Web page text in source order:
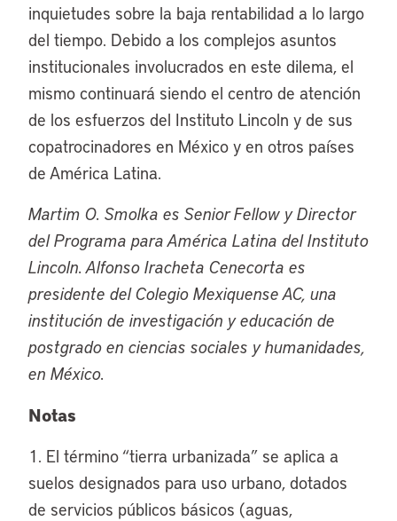
inquietudes sobre la baja rentabilidad a lo largo
del tiempo. Debido a los complejos asuntos
institucionales involucrados en este dilema, el
mismo continuará siendo el centro de atención
de los esfuerzos del Instituto Lincoln y de sus
copatrocinadores en México y en otros países
de América Latina.
Martim O. Smolka es Senior Fellow y Director
del Programa para América Latina del Instituto
Lincoln. Alfonso Iracheta Cenecorta es
presidente del Colegio Mexiquense AC, una
institución de investigación y educación de
postgrado en ciencias sociales y humanidades,
en México.
Notas
1. El término “tierra urbanizada” se aplica a
suelos designados para uso urbano, dotados
de servicios públicos básicos (aguas,